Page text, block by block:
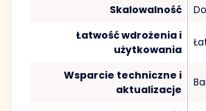
Skalowalność
Łatwość wdrożenia i
użytkowania
Wsparcie techniczne i
aktualizacje